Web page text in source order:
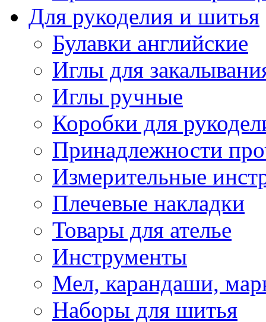
Для рукоделия и шитья
Булавки английские
Иглы для
Иглы ручные
Коробки для
Принадлежности
Измерительные
Плечевые накладки
Товары для ателье
Инструменты
Мел, карандаши,
Наборы для шитья